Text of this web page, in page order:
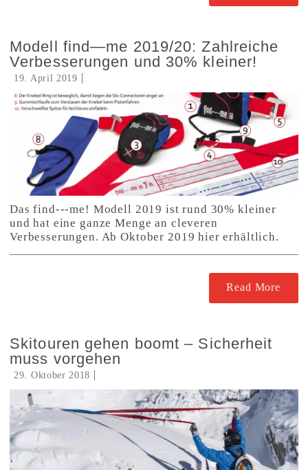
Modell find—me 2019/20: Zahlreiche
Verbesserungen und 30% kleiner!
19. April 2019
Das find---me! Modell 2019 ist rund 30% kleiner
und hat eine ganze Menge an cleveren
Verbesserungen. Ab Oktober 2019 hier erhältlich.
Read More
Skitouren gehen boomt – Sicherheit
muss vorgehen
29. Oktober 2018